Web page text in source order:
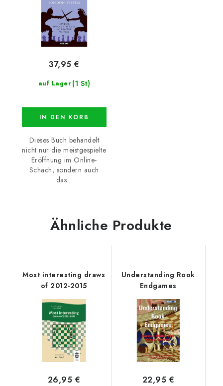
auf Lager (1 St)
37,95 €
IN DEN KORB
Dieses Buch behandelt
nicht nur die meistgespielte
Eröffnung im Online-
Schach, sondern auch
das...
Ähnliche Produkte
Most interesting draws
of 2012-2015
26,95 €
Understanding Rook
Endgames
22,95 €